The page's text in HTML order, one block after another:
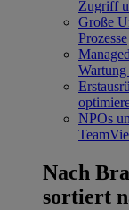
Zugriff
Große
Prozesse
NPOs
Nach
sortiert